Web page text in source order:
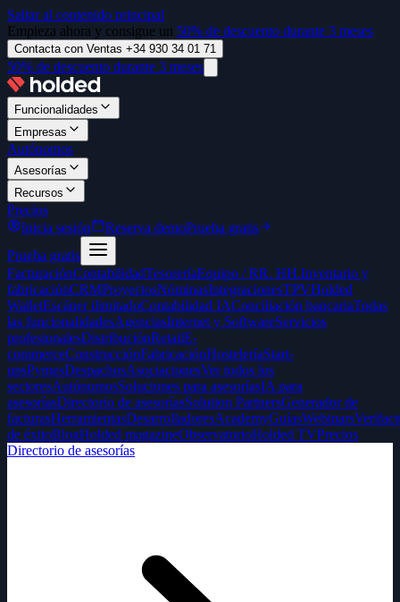
Saltar al contenido principal
Empieza ahora y consigue un 50% de descuento durante 3 meses
Contacta con Ventas +34 930 34 01 71
50% de descuento durante 3 meses
Funcionalidades
Empresas
Autónomos
Asesorías
Recursos
Precios
Inicia sesión
Reserva demoPrueba gratis
Prueba gratis
FacturaciónContabilidadTesoreríaEquipo / RR. HH.Inventario y
fabricaciónCRMProyectosNóminasIntegracionesTPVHolded
WalletEscáner ilimitadoContabilidad IAConciliación bancariaTodas
las funcionalidadesAgenciasInternet y SoftwareServicios
profesionalesDistribuciónRetailE-
commerceConstrucciónFabricaciónHosteleríaStart-
upsPymesDespachosAsociacionesVer todos los
sectoresAutónomosSoluciones para asesoríasIA para
asesoríasDirectorio de asesoríasSolution PartnersGenerador de
facturasHerramientasDesarrolladoresAcademyGuíasWebinars
de éxitoBlogHolded magazineObservatorioHolded TVPrecios
Directorio de asesorías